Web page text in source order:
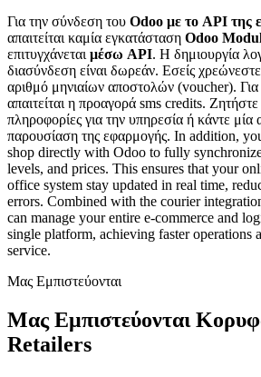
Για την σύνδεση του Odoo με το API της
απαιτείται καμία εγκατάσταση Odoo
επιτυγχάνεται μέσω API. Η δημιουργία
διασύνδεση είναι δωρεάν. Εσείς
αριθμό μηνιαίων αποστολών (voucher).
απαιτείται η προαγορά sms credits.
πληροφορίες για την υπηρεσία ή κάντε μία
παρουσίαση της εφαρμογής. In addition,
shop directly with Odoo to fully
levels, and prices. This ensures that your
office system stay updated in real time,
errors. Combined with the courier
can manage your entire e-commerce and
single platform, achieving faster operations
service.
Μας Εμπιστεύονται
Μας Εμπιστεύονται
Retailers